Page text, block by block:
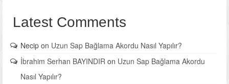
Latest Comments
Necip on Uzun Sap Bağlama Akordu Nasıl Yapılır?
İbrahim Serhan BAYINDIR on Uzun Sap Bağlama Akordu
Nasıl Yapılır?